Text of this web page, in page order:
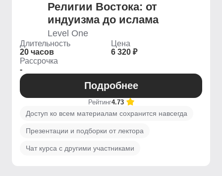
Религии Востока: от
индуизма до ислама
Level One
Длительность
20 часов
Цена
6 320 ₽
Рассрочка
-
Подробнее
Рейтинг4.73
Доступ ко всем материалам сохранится навсегда
Презентации и подборки от лектора
Чат курса с другими участниками